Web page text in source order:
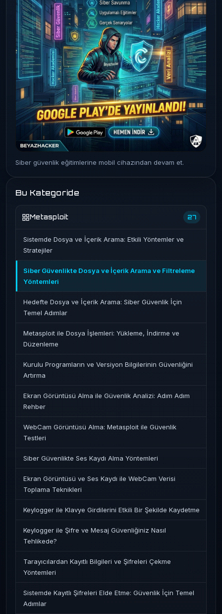
Siber güvenlik eğitimlerine mobil cihazından devam et.
Bu Kategoride
Metasploit 27
Sistemde Dosya ve İçerik Arama: Etkili Yöntemler ve
Stratejiler
Siber Güvenlikte Dosya ve İçerik Arama ve Filtreleme
Yöntemleri
Hedefte Dosya ve İçerik Arama: Siber Güvenlik İçin
Temel Adımlar
Metasploit ile Dosya İşlemleri: Yükleme, İndirme ve
Düzenleme
Kurulu Programların ve Versiyon Bilgilerinin Güvenliğini
Artırma
Ekran Görüntüsü Alma ile Güvenlik Analizi: Adım Adım
Rehber
WebCam Görüntüsü Alma: Metasploit ile Güvenlik
Testleri
Siber Güvenlikte Ses Kaydı Alma Yöntemleri
Ekran Görüntüsü ve Ses Kaydı ile WebCam Verisi
Toplama Teknikleri
Keylogger ile Klavye Girdilerini Etkili Bir Şekilde Kaydetme
Keylogger ile Şifre ve Mesaj Güvenliğiniz Nasıl
Tehlikede?
Tarayıcılardan Kayıtlı Bilgileri ve Şifreleri Çekme
Yöntemleri
Sistemde Kayıtlı Şifreleri Elde Etme: Güvenlik İçin Temel
Adımlar